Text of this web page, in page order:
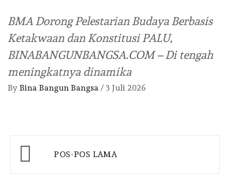
BMA Dorong Pelestarian Budaya Berbasis
Ketakwaan dan Konstitusi PALU,
BINABANGUNBANGSA.COM – Di tengah
meningkatnya dinamika
By Bina Bangun Bangsa / 3 Juli 2026
Navigasi
pos
POS-POS LAMA